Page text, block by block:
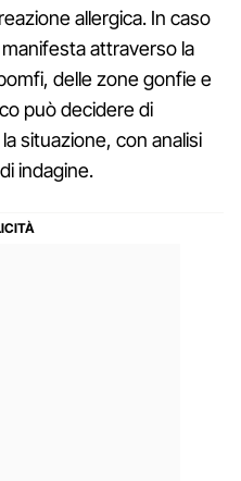
allergica. In caso
attraverso la
delle zone gonfie e
può decidere di
situazione, con analisi
indagine.